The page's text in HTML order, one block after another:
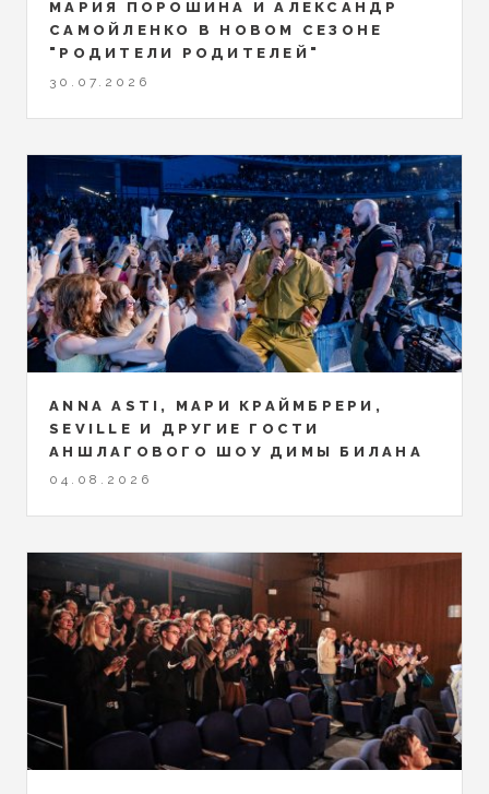
МАРИЯ ПОРОШИНА И АЛЕКСАНДР
САМОЙЛЕНКО В НОВОМ СЕЗОНЕ
"РОДИТЕЛИ РОДИТЕЛЕЙ"
30.07.2026
ANNA ASTI, МАРИ КРАЙМБРЕРИ,
SEVILLE И ДРУГИЕ ГОСТИ
АНШЛАГОВОГО ШОУ ДИМЫ БИЛАНА
04.08.2026